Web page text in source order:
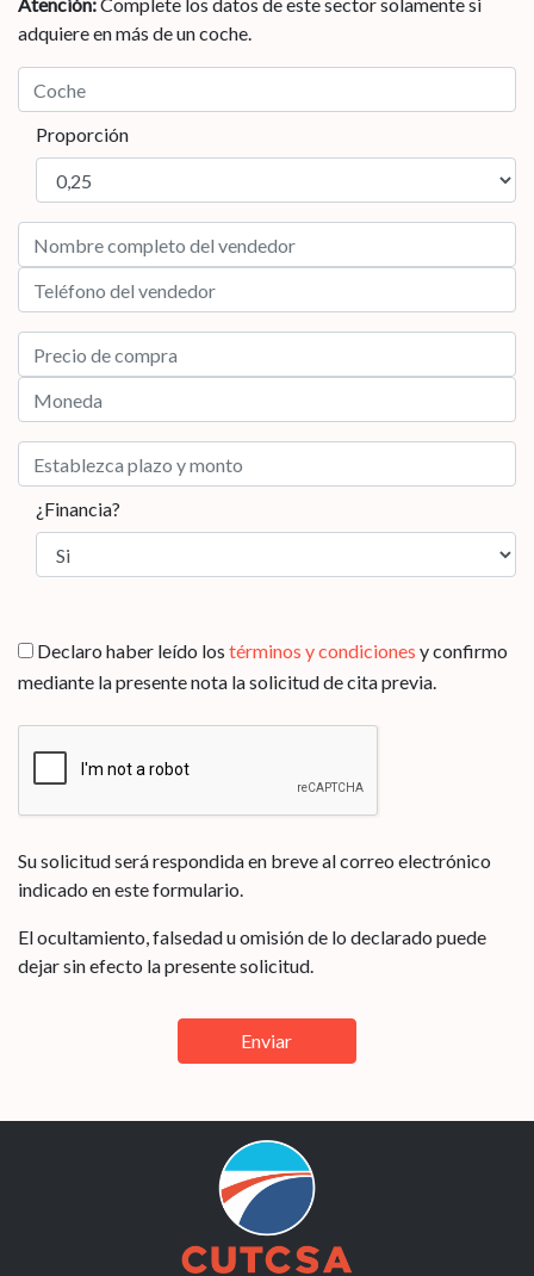
adquiere en más de un coche.
Proporción
¿Financia?
Declaro haber leído los términos y condiciones y confirmo
mediante la presente nota la solicitud de cita previa.
Su solicitud será respondida en breve al correo electrónico
indicado en este formulario.
El ocultamiento, falsedad u omisión de lo declarado puede
dejar sin efecto la presente solicitud.